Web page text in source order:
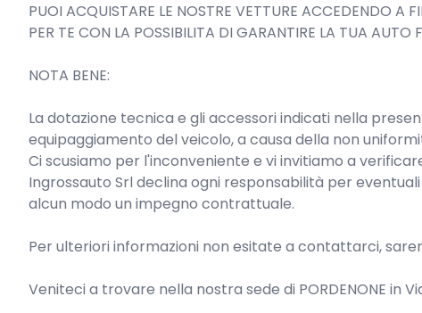
PUOI ACQUISTARE LE NOSTRE VETTURE ACCEDENDO A
PER TE CON LA POSSIBILITA DI GARANTIRE LA TUA
NOTA BENE:
La dotazione tecnica e gli accessori indicati nella
equipaggiamento del veicolo, a causa della non
Ci scusiamo per l'inconveniente e vi invitiamo a
Ingrossauto Srl declina ogni responsabilità per
alcun modo un impegno contrattuale.
Per ulteriori informazioni non esitate a contattarci,
Veniteci a trovare nella nostra sede di PORDENONE in